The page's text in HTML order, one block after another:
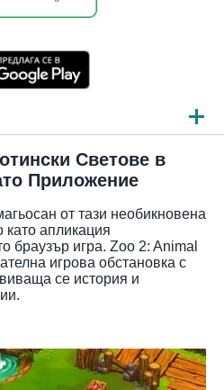
Светове в
Приложение
от тази необикновена
като апликация
браузър игра. Zoo 2: Animal
игрова обстановка с
се история и